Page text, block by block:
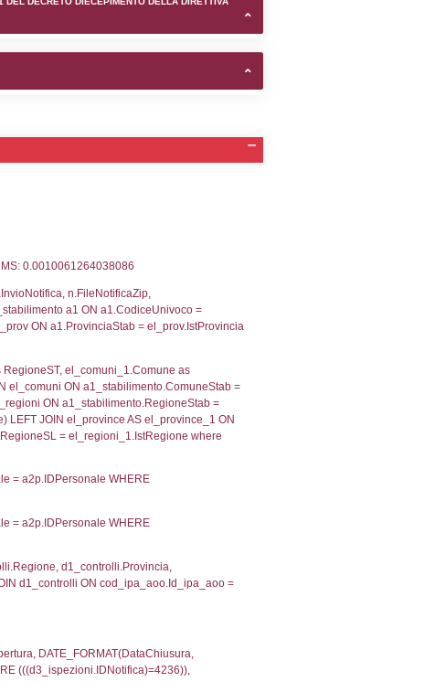
E STATO DEI CONTROLLO A CUI è SOGGETTO
LO STABILIMENTO
SOSTANZE PERICOLOSE DI CUI ALL'ALLEGATO
ALL'ESTERNO DELLO STABILIMENTO
executionMS: 0.0003359317779541
0.00024795532226562
= -2, executionMS: 0.00020313262939453